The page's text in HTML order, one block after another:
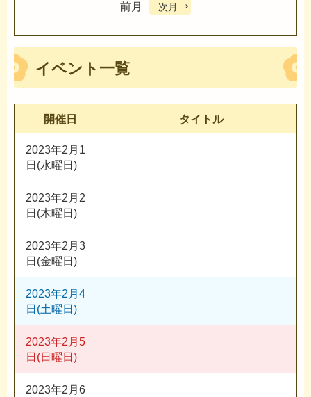
前月 次月
イベント一覧
開催日 タイトル
2023年2月1
日(水曜日)
2023年2月2
日(木曜日)
2023年2月3
日(金曜日)
2023年2月4
日(土曜日)
2023年2月5
日(日曜日)
2023年2月6